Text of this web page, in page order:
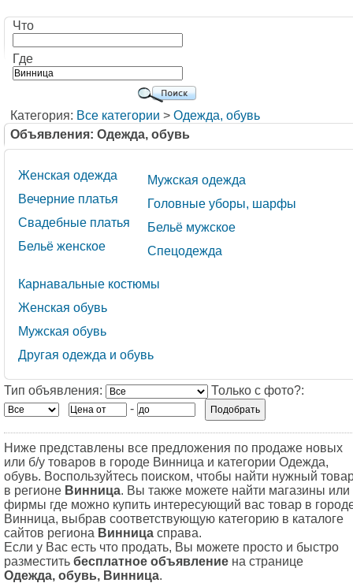
Что
Где
Категория: Все категории > Одежда, обувь
Объявления: Одежда, обувь
Женская одежда
Вечерние платья
Свадебные платья
Бельё женское
Мужская одежда
Головные уборы, шарфы
Бельё мужское
Спецодежда
Карнавальные костюмы
Женская обувь
Мужская обувь
Другая одежда и обувь
Тип объявления:
Только с фото?:
-
Ниже представлены все предложения по продаже новых
или б/у товаров в городе Винница и категории Одежда,
обувь. Воспользуйтесь поиском, чтобы найти нужный
в регионе Винница. Вы также можете найти магазины или
фирмы где можно купить интересующий вас товар в
Винница, выбрав соответствующую категорию в каталоге
сайтов региона Винница справа.
Если у Вас есть что продать, Вы можете просто и быстро
разместить бесплатное объявление на странице
Одежда, обувь, Винница.